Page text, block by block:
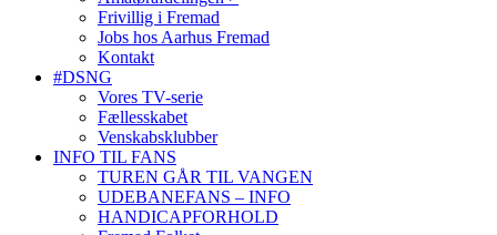
Frivillig i Fremad
Jobs hos Aarhus Fremad
Kontakt
#DSNG
Vores TV-serie
Fællesskabet
Venskabsklubber
INFO TIL FANS
TUREN GÅR TIL VANGEN
UDEBANEFANS – INFO
HANDICAPFORHOLD